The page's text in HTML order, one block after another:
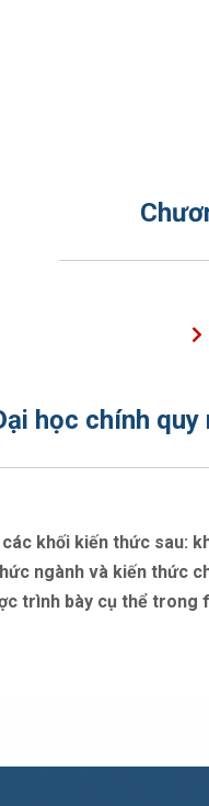
học chính quy
khối kiến thức sau:
ngành và kiến thức
trình bày cụ thể trong
có uy tín trong và
Liên hệ